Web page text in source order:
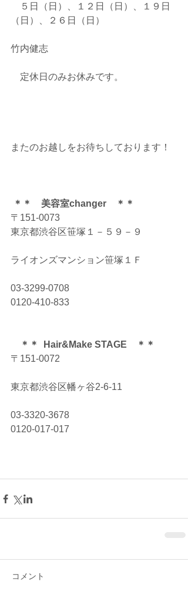
５日（日）、１２日（日）、１９日
（日）、２６日（日）
竹内健志
定休日のみお休みです。
またのお越しをお待ちしております！
＊＊　美容室changer　＊＊
〒151-0073
東京都渋谷区笹塚１－５９－９
ライオンズマンション笹塚１Ｆ
03-3299-0708
0120-410-833
＊＊  Hair&Make STAGE　＊＊
〒151-0072
東京都渋谷区幡ヶ谷2-6-11
03-3320-3678
0120-017-017
コメント